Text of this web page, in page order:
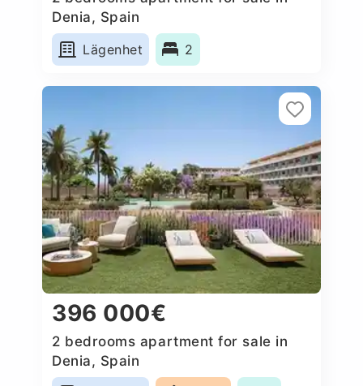
Denia, Spain
Lägenhet
2
396 000€
2 bedrooms apartment for sale in
Denia, Spain